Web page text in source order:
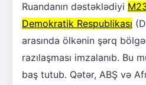
Ruandanın dəstəklədiyi
Demokratik Respublikası
arasında ölkənin şərq
razılaşması imzalanıb. Bu
baş tutub. Qətər, ABŞ və